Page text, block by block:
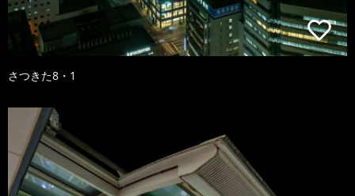
さつきた8・1